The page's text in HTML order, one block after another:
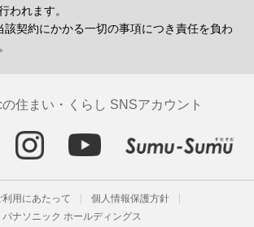
われます。
該契約にかかる一切の事項につき責任を負わ
住まい・くらし SNSアカウント
用にあたって
個人情報保護方針
パナソニック ホールディングス